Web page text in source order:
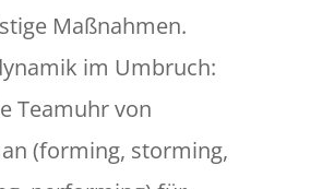
Maßnahmen.
im Umbruch:
Teamuhr von
(forming, storming,